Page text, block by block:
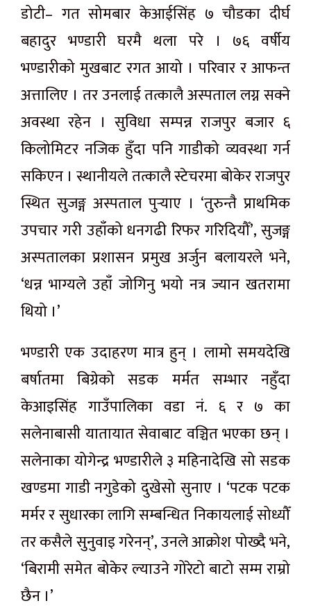
डोटी– गत सोमबार केआईसिंह ७ चौडका दीर्घ
बहादुर भण्डारी घरमै थला परे । ७६ वर्षीय
भण्डारीको मुखबाट रगत आयो । परिवार र आफन्त
अत्तालिए । तर उनलाई तत्कालै अस्पताल लग्न सक्ने
अवस्था रहेन । सुविधा सम्पन्न राजपुर बजार ६
किलोमिटर नजिक हुँदा पनि गाडीको व्यवस्था गर्न
सकिएन । स्थानीयले तत्कालै स्टेचरमा बोकेर राजपुर
स्थित सुजङ्ग अस्पताल पुर्‍याए । ‘तुरुन्तै प्राथमिक
उपचार गरी उहाँको धनगढी रिफर गरिदियौँ’, सुजङ्ग
अस्पतालका प्रशासन प्रमुख अर्जुन बलायरले भने,
‘धन्न भाग्यले उहाँ जोगिनु भयो नत्र ज्यान खतरामा
थियो ।’
भण्डारी एक उदाहरण मात्र हुन् । लामो समयदेखि
बर्षातमा बिग्रेको सडक मर्मत सम्भार नहुँदा
केआइसिंह गाउँपालिका वडा नं. ६ र ७ का
सलेनाबासी यातायात सेवाबाट वञ्चित भएका छन् ।
सलेनाका योगेन्द्र भण्डारीले ३ महिनादेखि सो सडक
खण्डमा गाडी नगुडेको दुखेसो सुनाए । ‘पटक पटक
मर्मर र सुधारका लागि सम्बन्धित निकायलाई सोध्यौँ
तर कसैले सुनुवाइ गरेनन्’, उनले आक्रोश पोख्दै भने,
‘बिरामी समेत बोकेर ल्याउने गोरेटो बाटो सम्म राम्रो
छैन ।’